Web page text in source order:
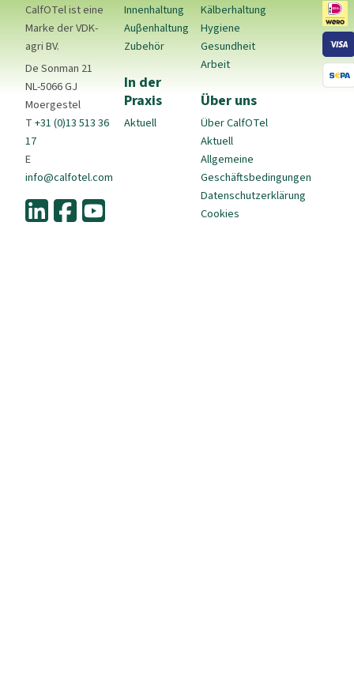
CalfOTel ist eine
Marke der VDK-
agri BV.
De Sonman 21
NL-5066 GJ
Moergestel
T+31 (0)13 513 36
17
E
info@calfotel.com
Innenhaltung
Auβenhaltung
Zubehör
In der
Praxis
Aktuell
Kälberhaltung
Hygiene
Gesundheit
Arbeit
Über uns
Über CalfOTel
Aktuell
Allgemeine
Geschäftsbedingungen
Datenschutzerklärung
Cookies